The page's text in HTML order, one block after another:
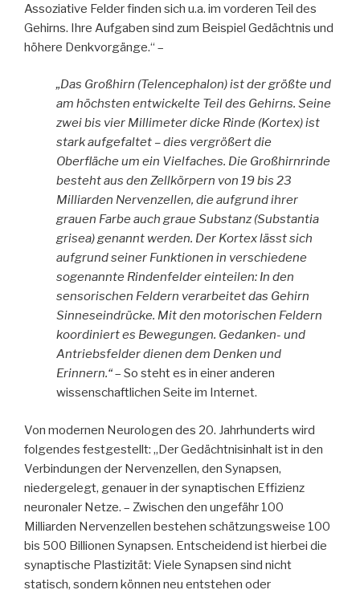
Assoziative Felder finden sich u.a. im vorderen Teil des
Gehirns. Ihre Aufgaben sind zum Beispiel Gedächtnis und
höhere Denkvorgänge.“ –
„Das Großhirn (Telencephalon) ist der größte und
am höchsten entwickelte Teil des Gehirns. Seine
zwei bis vier Millimeter dicke Rinde (Kortex) ist
stark aufgefaltet – dies vergrößert die
Oberfläche um ein Vielfaches. Die Großhirnrinde
besteht aus den Zellkörpern von 19 bis 23
Milliarden Nervenzellen, die aufgrund ihrer
grauen Farbe auch graue Substanz (Substantia
grisea) genannt werden. Der Kortex lässt sich
aufgrund seiner Funktionen in verschiedene
sogenannte Rindenfelder einteilen: In den
sensorischen Feldern verarbeitet das Gehirn
Sinneseindrücke. Mit den motorischen Feldern
koordiniert es Bewegungen. Gedanken- und
Antriebsfelder dienen dem Denken und
Erinnern.“– So steht es in einer anderen
wissenschaftlichen Seite im Internet.
Von modernen Neurologen des 20. Jahrhunderts wird
folgendes festgestellt: „Der Gedächtnisinhalt ist in den
Verbindungen der Nervenzellen, den Synapsen,
niedergelegt, genauer in der synaptischen Effizienz
neuronaler Netze. – Zwischen den ungefähr 100
Milliarden Nervenzellen bestehen schätzungsweise 100
bis 500 Billionen Synapsen. Entscheidend ist hierbei die
synaptische Plastizität: Viele Synapsen sind nicht
statisch, sondern können neu entstehen oder